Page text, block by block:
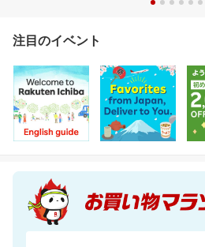
注目のイベント